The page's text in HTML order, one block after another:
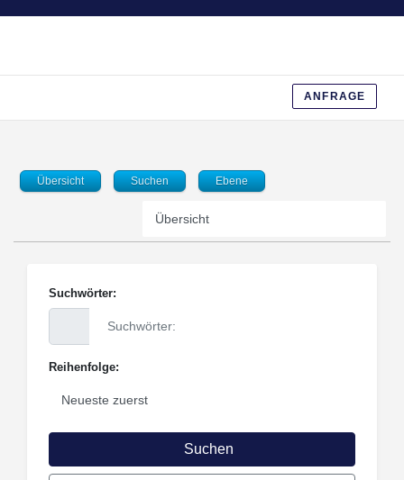
ANFRAGE
Übersicht Suchen Ebene
Suchwörter:
Reihenfolge:
Suchen